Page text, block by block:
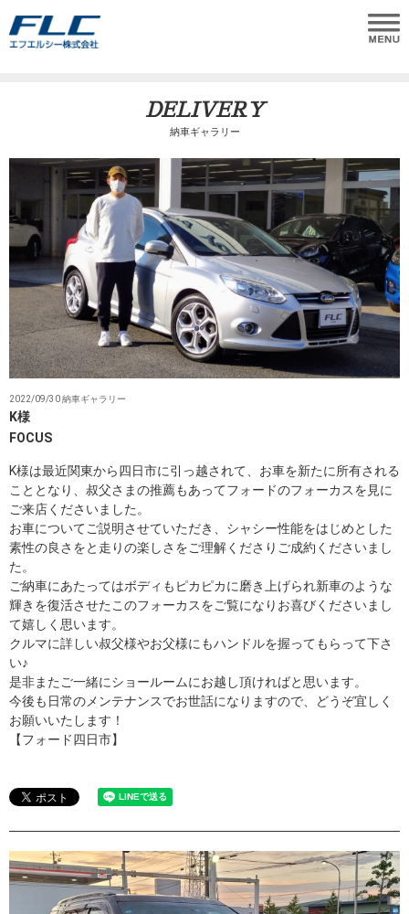
DELIVERY
納車ギャラリー
2022/09/30 納車ギャラリー
K様
FOCUS
K様は最近関東から四日市に引っ越されて、お車を新たに所有される
こととなり、叔父さまの推薦もあってフォードのフォーカスを見に
ご来店くださいました。
お車についてご説明させていただき、シャシー性能をはじめとした
素性の良さをと走りの楽しさをご理解くださりご成約くださいまし
た。
ご納車にあたってはボディもピカピカに磨き上げられ新車のような
輝きを復活させたこのフォーカスをご覧になりお喜びくださいまし
て嬉しく思います。
クルマに詳しい叔父様やお父様にもハンドルを握ってもらって下さ
い♪
是非またご一緒にショールームにお越し頂ければと思います。
今後も日常のメンテナンスでお世話になりますので、どうぞ宜しく
お願いいたします！
【フォード四日市】